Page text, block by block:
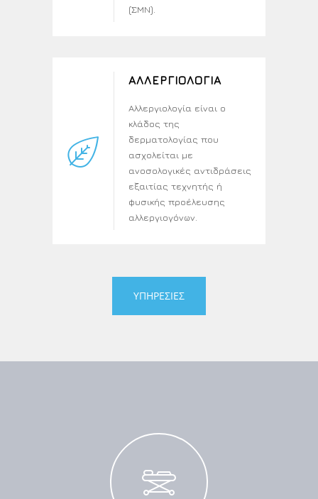
(ΣΜΝ).
ΑΛΛΕΡΓΙΟΛΟΓΙΑ
Αλλεργιολογία είναι ο
κλάδος της
δερματολογίας που
ασχολείται με
ανοσολογικές αντιδράσεις
εξαιτίας τεχνητής ή
φυσικής προέλευσης
αλλεργιογόνων.
ΥΠΗΡΕΣΙΕΣ